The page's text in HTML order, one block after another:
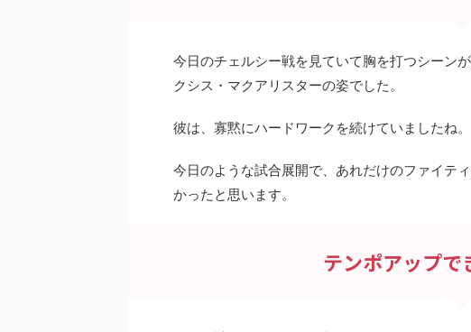
今日のチェルシー戦を見ていて胸を打つシーン
クシス・マクアリスターの姿でした。
彼は、寡黙にハードワークを続けていましたね。
今日のような試合展開で、あれだけのファイテ
かったと思います。
テンポアップで